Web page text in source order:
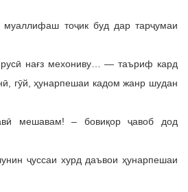
тоҷик буд дар тарҷумаи
нағз мехониву… — таъриф кард
гӯй, ҳунарпешаи кадом жанр шудан
мешавам! – бовиқор ҷавоб дод
ҷуссаи хурд даъвои ҳунарпешаи